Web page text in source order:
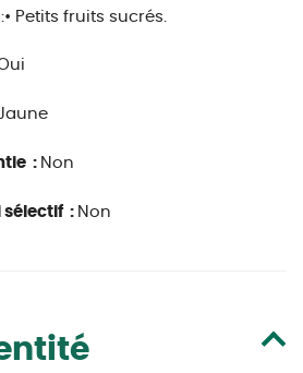
Petits fruits sucrés.
: Non
sélectif : Non